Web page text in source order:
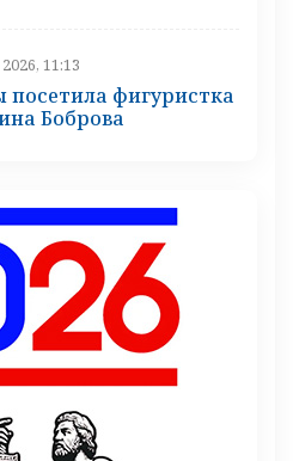
11:13
фигуристка
Боброва